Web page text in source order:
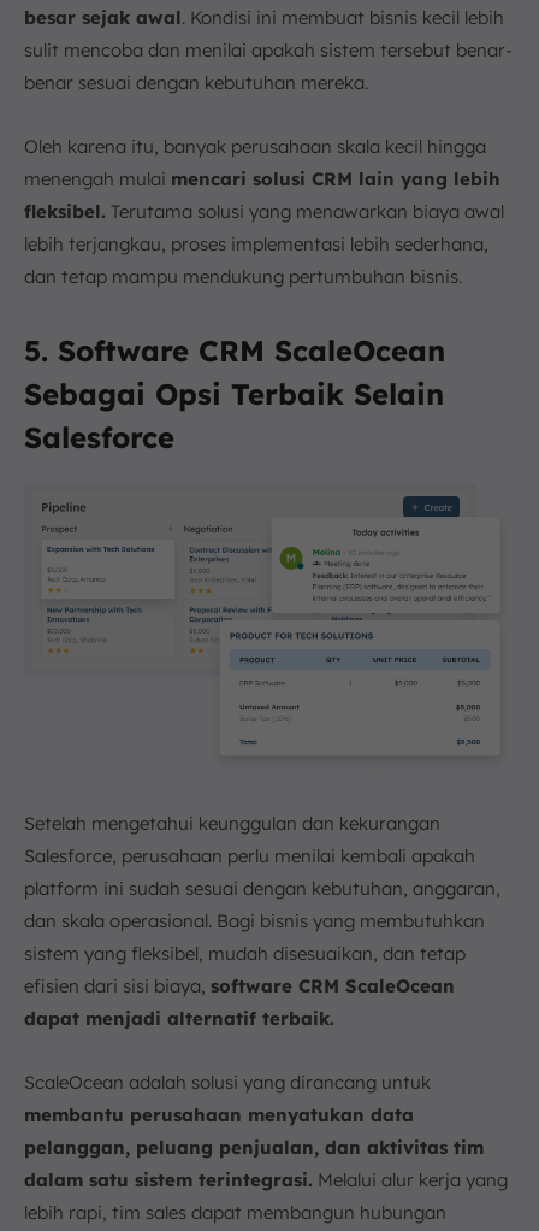
besar sejak awal. Kondisi ini membuat bisnis kecil lebih
sulit mencoba dan menilai apakah sistem tersebut benar-
benar sesuai dengan kebutuhan mereka.
Oleh karena itu, banyak perusahaan skala kecil hingga
menengah mulai mencari solusi CRM lain yang lebih
fleksibel. Terutama solusi yang menawarkan biaya awal
lebih terjangkau, proses implementasi lebih sederhana,
dan tetap mampu mendukung pertumbuhan bisnis.
5. Software CRM ScaleOcean
Sebagai Opsi Terbaik Selain
Salesforce
Setelah mengetahui keunggulan dan kekurangan
Salesforce, perusahaan perlu menilai kembali apakah
platform ini sudah sesuai dengan kebutuhan, anggaran,
dan skala operasional. Bagi bisnis yang membutuhkan
sistem yang fleksibel, mudah disesuaikan, dan tetap
efisien dari sisi biaya, software CRM ScaleOcean
dapat menjadi alternatif terbaik.
ScaleOcean adalah solusi yang dirancang untuk
membantu perusahaan menyatukan data
pelanggan, peluang penjualan, dan aktivitas tim
dalam satu sistem terintegrasi. Melalui alur kerja yang
lebih rapi, tim sales dapat membangun hubungan